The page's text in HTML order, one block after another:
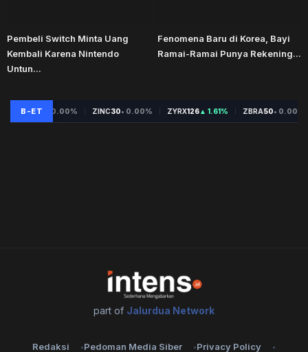
Pembeli Switch Minta Uang
Kembali Karena Nintendo
Untun...
Fenomena Baru di Korea, Bayi
Ramai-Ramai Punya Rekening...
part of Jalurdua Network
Redaksi Pedoman Media Siber Privacy Policy